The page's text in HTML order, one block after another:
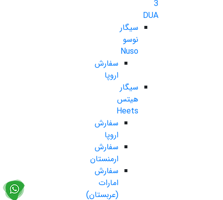
3
DUA
سیگار
نوسو
Nuso
سفارش
اروپا
سیگار
هیتس
Heets
سفارش
اروپا
سفارش
ارمنستان
سفارش
امارات
(عربستان)